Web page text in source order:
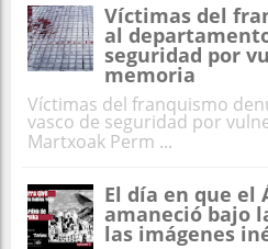
Víctimas del
al
seguridad por
memoria
Víctimas del franquismo
vasco de seguridad por
Martxoak Perm ...
El día en que el
amaneció bajo
las imágenes